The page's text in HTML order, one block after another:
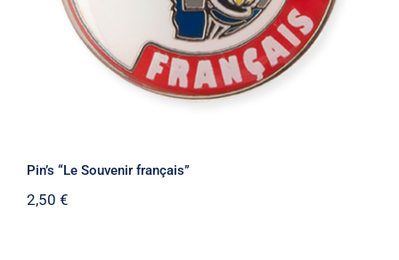
Pin’s “Le Souvenir français”
2,50 €